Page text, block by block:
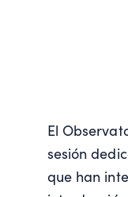
El
sesión
que han